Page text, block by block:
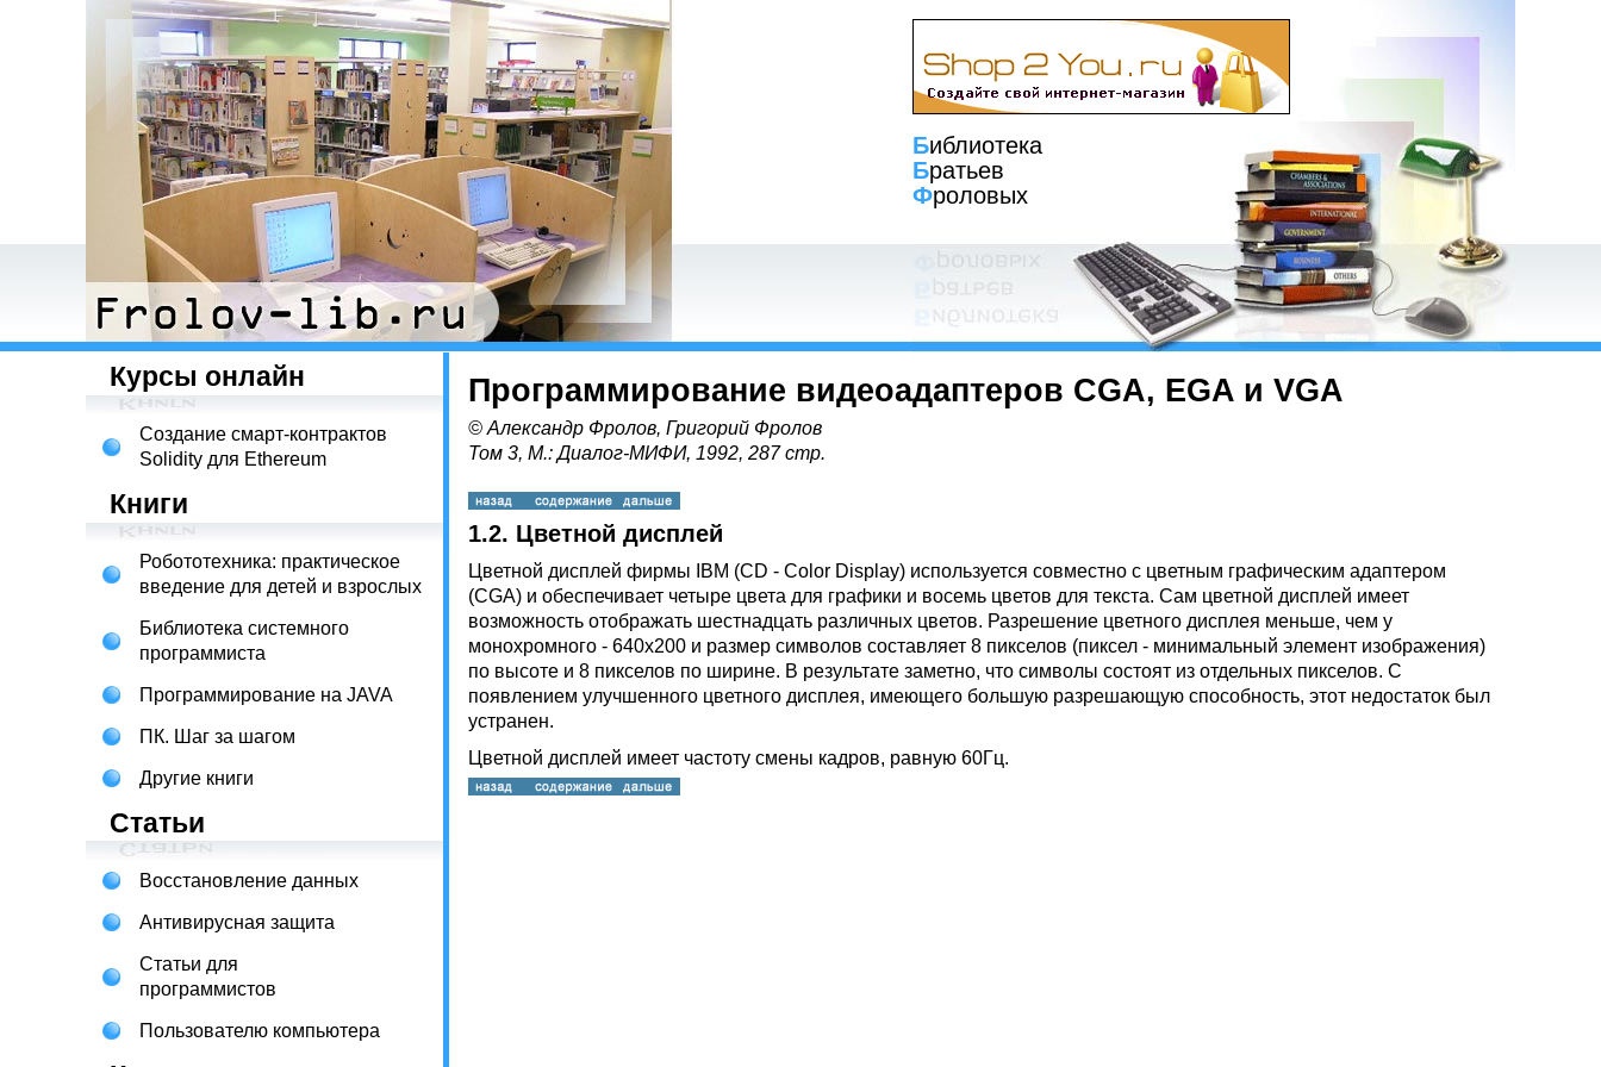
Библиотека
Братьев
Фроловых
Курсы онлайн
Создание смарт-контрактов
Solidity для Ethereum
Книги
Робототехника: практическое
введение для детей и взрослых
Библиотека системного
программиста
Программирование на JAVA
ПК. Шаг за шагом
Другие книги
Статьи
Восстановление данных
Антивирусная защита
Статьи для
программистов
Пользователю компьютера
Программирование видеоадаптеров CGA, EGA и VGA
© Александр Фролов, Григорий Фролов
Том 3, М.: Диалог-МИФИ, 1992, 287 стр.
1.2. Цветной дисплей
Цветной дисплей фирмы IBM (CD - Color Display) используется совместно с цветным графическим адаптером
(CGA) и обеспечивает четыре цвета для графики и восемь цветов для текста. Сам цветной дисплей имеет
возможность отображать шестнадцать различных цветов. Разрешение цветного дисплея меньше, чем у
монохромного - 640х200 и размер символов составляет 8 пикселов (пиксел - минимальный элемент изображения)
по высоте и 8 пикселов по ширине. В результате заметно, что символы состоят из отдельных пикселов. С
появлением улучшенного цветного дисплея, имеющего большую разрешающую способность, этот недостаток был
устранен.
Цветной дисплей имеет частоту смены кадров, равную 60Гц.